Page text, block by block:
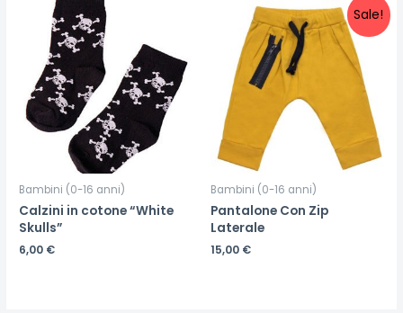
Bambini (0-16 anni)
Calzini in cotone “White
Skulls”
6,00 €
Sale!
Bambini (0-16 anni)
Pantalone Con Zip
Laterale
15,00 €